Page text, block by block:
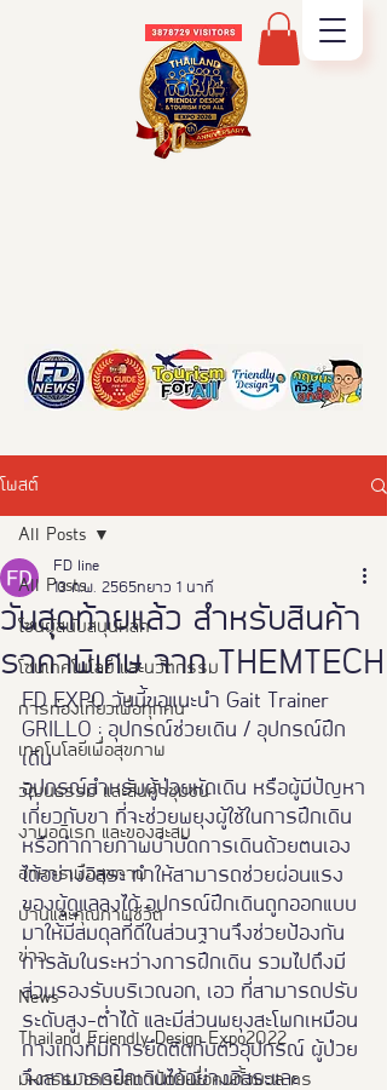
โพสต์
All Posts
โซนผู้สนับสนุนหลัก
โซนเทคโนโลยี และนวัตกรรม
การท่องเที่ยวเพื่อทุกคน
เทคโนโลยีเพื่อสุขภาพ
วัฒนธรรม และสินค้าชุมชน
งานอดิเรก และของสะสม
อาหารเพือสุขภาพ
บ้านและคุณภาพชีวิต
ข่าว
News
Thailand Friendly Design Expo2022
มหกรรมอารยสถาปัตย์เพื่อคนทั้งมวล คร
All Posts
วันสุดท้ายแล้ว สำหรับสินค้า
ราคาพิเศษ จาก THEMTECH
FD line
13 ก.พ. 2565
ยาว 1 นาที
FD EXPO วันนี้ขอแนะนำ Gait Trainer
GRILLO : อุปกรณ์ช่วยเดิน / อุปกรณ์ฝึก
เดิน
อุปกรณ์สำหรับผู้ป่วยหัดเดิน หรือผู้มีปัญหา
เกี่ยวกับขา ที่จะช่วยพยุงผู้ใช้ในการฝึกเดิน
หรือทำกายภาพบำบัดการเดินด้วยตนเอง
ได้อย่างอิสระ ทำให้สามารถช่วยผ่อนแรง
ของผู้ดูแลลงได้ อุปกรณ์ฝึกเดินถูกออกแบบ
มาให้มีสมดุลที่ดีในส่วนฐานจึงช่วยป้องกัน
การล้มในระหว่างการฝึกเดิน รวมไปถึงมี
ส่วนรองรับบริเวณอก, เอว ที่สามารถปรับ
ระดับสูง-ต่ำได้ และมีส่วนพยุงสะโพกเหมือน
กางเกงที่มีการยึดติดกับตัวอุปกรณ์ ผู้ป่วย
จึงสามารถฝึกเดินได้อย่างอิสระและ